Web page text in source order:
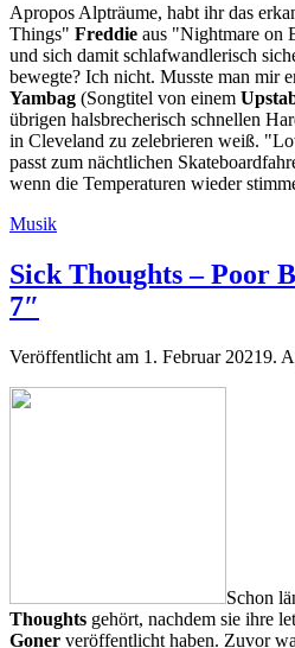
Apropos Alpträume, habt ihr das
Things" Freddie aus "Nightmare on
und sich damit schlafwandlerisch
bewegte? Ich nicht. Musste man mir
Yambag (Songtitel von einem
übrigen halsbrecherisch schnellen
in Cleveland zu zelebrieren weiß.
passt zum nächtlichen
wenn die Temperaturen wieder
Kategorien
Musik
Sick Thoughts – Poor
7″
Veröffentlicht am 1. Februar 20219.
Schon
Thoughts gehört, nachdem sie ihre
Goner veröffentlicht haben. Zuvor